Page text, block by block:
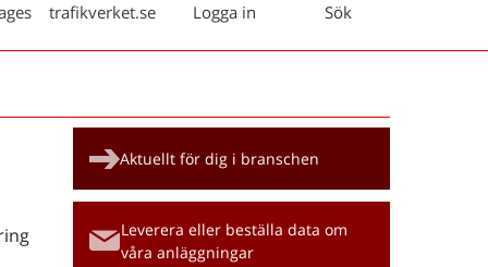
trafikverket.se Logga in Sök
Aktuellt för dig i branschen
Leverera eller beställa data om
våra anläggningar